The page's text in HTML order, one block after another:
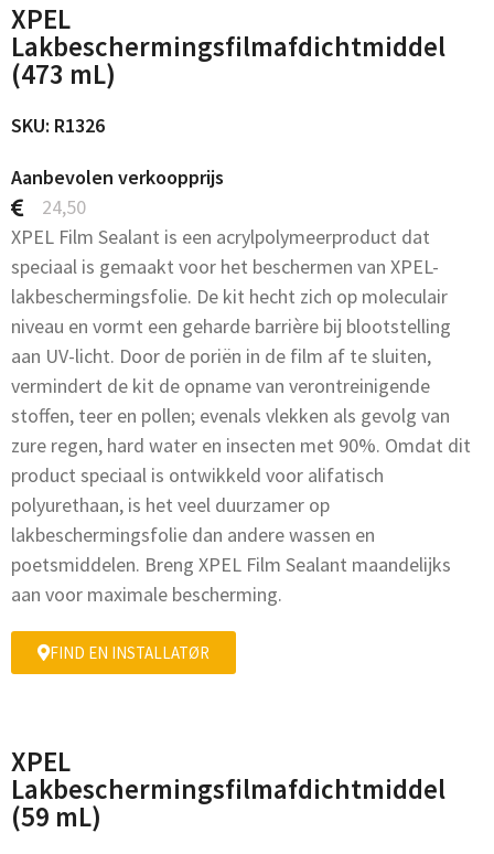
XPEL
Lakbeschermingsfilmafdichtmiddel
(473 mL)
SKU: R1326
Aanbevolen verkoopprijs
24,50
XPEL Film Sealant is een acrylpolymeerproduct dat
speciaal is gemaakt voor het beschermen van XPEL-
lakbeschermingsfolie. De kit hecht zich op moleculair
niveau en vormt een geharde barrière bij blootstelling
aan UV-licht. Door de poriën in de film af te sluiten,
vermindert de kit de opname van verontreinigende
stoffen, teer en pollen; evenals vlekken als gevolg van
zure regen, hard water en insecten met 90%. Omdat dit
product speciaal is ontwikkeld voor alifatisch
polyurethaan, is het veel duurzamer op
lakbeschermingsfolie dan andere wassen en
poetsmiddelen. Breng XPEL Film Sealant maandelijks
aan voor maximale bescherming.
FIND EN INSTALLATØR
XPEL
Lakbeschermingsfilmafdichtmiddel
(59 mL)